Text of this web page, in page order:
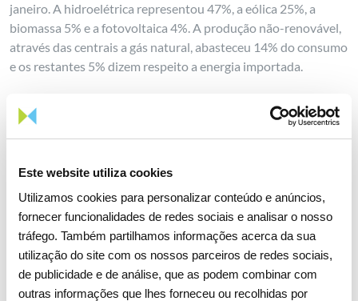
Este website utiliza cookies
Utilizamos cookies para personalizar conteúdo e anúncios,
fornecer funcionalidades de redes sociais e analisar o nosso
tráfego. Também partilhamos informações acerca da sua
utilização do site com os nossos parceiros de redes sociais,
de publicidade e de análise, que as podem combinar com
outras informações que lhes forneceu ou recolhidas por
janeiro. A hidroelétrica representou 47%, a eólica 25%, a
biomassa 5% e a fotovoltaica 4%. A produção não-renovável,
através das centrais a gás natural, abasteceu 14% do consumo
e os restantes 5% dizem respeito a energia importada.
positiva de 6,4%, interrompendo, este mês, a tendência de
queda que se verificou ao longo de todo o anoanterior, fruto
convencional, com um crescimento de 3,6%, como no
segmento de produção de energia elétrica.
Neste último caso a subida foi de cerca de 15%, resultado de
menor disponibilidade, este ano, de energia renovável face ao
ano anterior.